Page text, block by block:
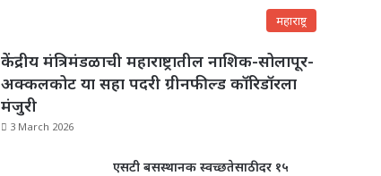
महाराष्ट्र
केंद्रीय मंत्रिमंडळाची महाराष्ट्रातील नाशिक-सोलापूर-
अक्कलकोट या सहा पदरी ग्रीनफील्ड कॉरिडॉरला
मंजुरी
3 March 2026
एसटी बसस्थानक स्वच्छतेसाठी दर १५